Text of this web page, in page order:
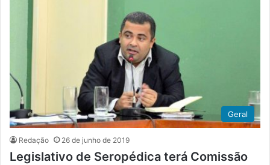
Geral
Redação 26 de junho de 2019
Legislativo de Seropédica terá Comissão